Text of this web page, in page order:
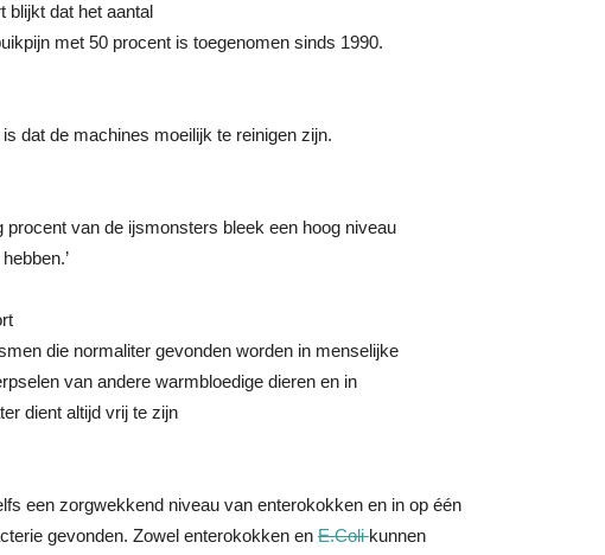
blijkt dat het aantal
met 50 procent is toegenomen sinds 1990.
dat de machines moeilijk te reinigen zijn.
procent van de ijsmonsters bleek een hoog niveau
die normaliter gevonden worden in menselijke
van andere warmbloedige dieren en in
dient altijd vrij te zijn
een zorgwekkend niveau van enterokokken en in op één
gevonden. Zowel enterokokken en E.Colikunnen